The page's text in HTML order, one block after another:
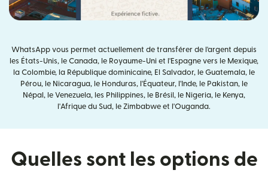
WhatsApp vous permet actuellement de transférer de l'argent depuis
les États-Unis, le Canada, le Royaume-Uni et l'Espagne vers le Mexique,
la Colombie, la République dominicaine, El Salvador, le Guatemala, le
Pérou, le Nicaragua, le Honduras, l'Équateur, l'Inde, le Pakistan, le
Népal, le Venezuela, les Philippines, le Brésil, le Nigeria, le Kenya,
l'Afrique du Sud, le Zimbabwe et l'Ouganda.
Quelles sont les options de